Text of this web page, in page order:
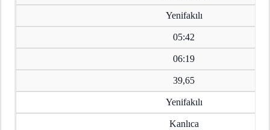
Yenifakılı
05:42
06:19
39,65
Yenifakılı
Kanlıca